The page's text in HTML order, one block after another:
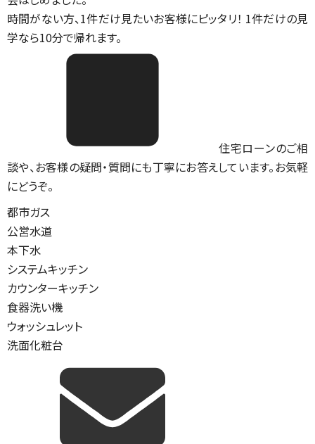
時間がない方、1件だけ見たいお客様にピッタリ！ 1件だけの見
学なら10分で帰れます。
住宅ローンのご相
談や、お客様の疑問・質問にも丁寧にお答えしています。お気軽
にどうぞ。
都市ガス
公営水道
本下水
システムキッチン
カウンターキッチン
食器洗い機
ウォッシュレット
洗面化粧台